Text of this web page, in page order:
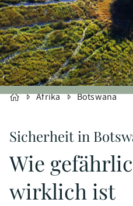
Afrika Botswana
Sicherheit in
Wie
wirklich ist